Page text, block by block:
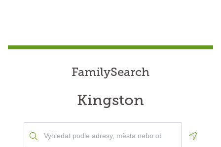
FamilySearch
Kingston